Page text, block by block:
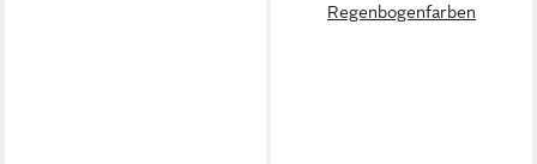
Regenbogenfarben